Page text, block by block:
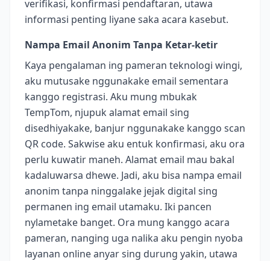
verifikasi, konfirmasi pendaftaran, utawa
informasi penting liyane saka acara kasebut.
Nampa Email Anonim Tanpa Ketar-ketir
Kaya pengalaman ing pameran teknologi wingi,
aku mutusake nggunakake email sementara
kanggo registrasi. Aku mung mbukak
TempTom, njupuk alamat email sing
disedhiyakake, banjur nggunakake kanggo scan
QR code. Sakwise aku entuk konfirmasi, aku ora
perlu kuwatir maneh. Alamat email mau bakal
kadaluwarsa dhewe. Jadi, aku bisa nampa email
anonim tanpa ninggalake jejak digital sing
permanen ing email utamaku. Iki pancen
nylametake banget. Ora mung kanggo acara
pameran, nanging uga nalika aku pengin nyoba
layanan online anyar sing durung yakin, utawa